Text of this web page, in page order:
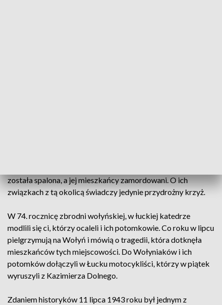
została spalona, a jej mieszkańcy zamordowani. O ich
związkach z tą okolicą świadczy jedynie przydrożny krzyż.
W 74. rocznicę zbrodni wołyńskiej, w łuckiej katedrze
modlili się ci, którzy ocaleli i ich potomkowie. Co roku w lipcu
pielgrzymują na Wołyń i mówią o tragedii, która dotknęła
mieszkańców tych miejscowości. Do Wołyniaków i ich
potomków dołączyli w Łucku motocykliści, którzy w piątek
wyruszyli z Kazimierza Dolnego.
Zdaniem historyków 11 lipca 1943 roku był jednym z